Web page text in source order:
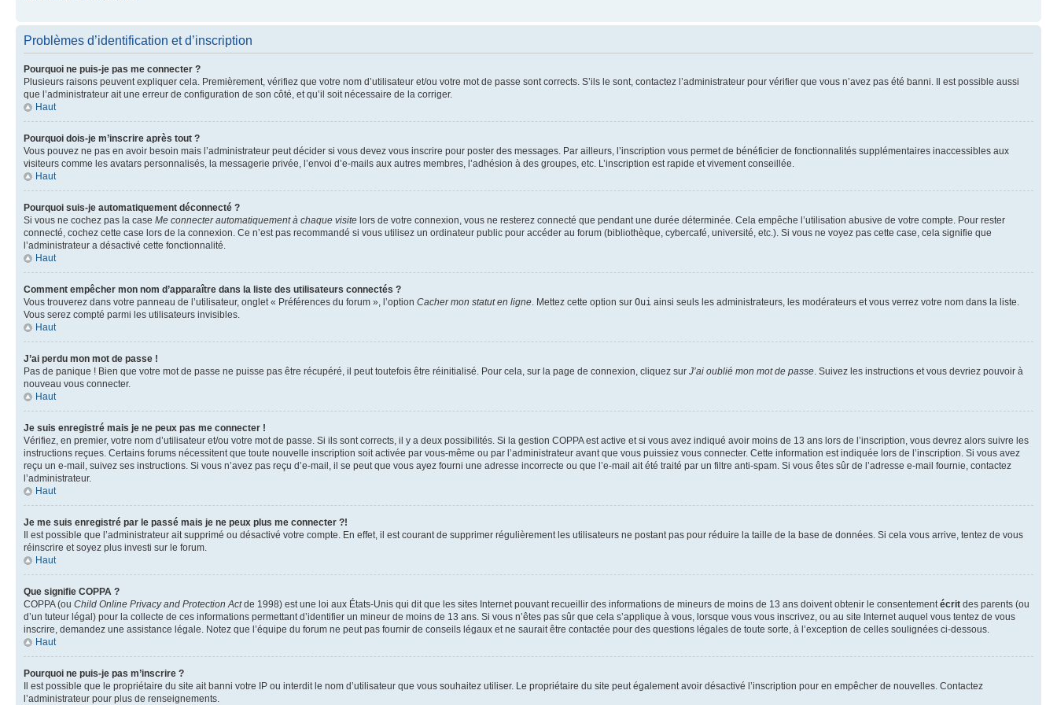
Problèmes d’identification et d’inscription
Pourquoi ne puis-je pas me connecter ?
Plusieurs raisons peuvent expliquer cela. Premièrement, vérifiez que votre nom d’utilisateur et/ou votre mot de passe sont corrects. S’ils le sont, contactez l’administrateur pour vérifier que vous n’avez pas été banni. Il est possible aussi
que l’administrateur ait une erreur de configuration de son côté, et qu’il soit nécessaire de la corriger.
Haut
Pourquoi dois-je m’inscrire après tout ?
Vous pouvez ne pas en avoir besoin mais l’administrateur peut décider si vous devez vous inscrire pour poster des messages. Par ailleurs, l’inscription vous permet de bénéficier de fonctionnalités supplémentaires inaccessibles aux
visiteurs comme les avatars personnalisés, la messagerie privée, l’envoi d’e-mails aux autres membres, l’adhésion à des groupes, etc. L’inscription est rapide et vivement conseillée.
Haut
Pourquoi suis-je automatiquement déconnecté ?
Si vous ne cochez pas la case Me connecter automatiquement à chaque visite lors de votre connexion, vous ne resterez connecté que pendant une durée déterminée. Cela empêche l’utilisation abusive de votre compte. Pour rester
connecté, cochez cette case lors de la connexion. Ce n’est pas recommandé si vous utilisez un ordinateur public pour accéder au forum (bibliothèque, cybercafé, université, etc.). Si vous ne voyez pas cette case, cela signifie que
l’administrateur a désactivé cette fonctionnalité.
Haut
Comment empêcher mon nom d’apparaître dans la liste des utilisateurs connectés ?
Vous trouverez dans votre panneau de l’utilisateur, onglet « Préférences du forum », l’option Cacher mon statut en ligne. Mettez cette option sur Oui ainsi seuls les administrateurs, les modérateurs et vous verrez votre nom dans la liste.
Vous serez compté parmi les utilisateurs invisibles.
Haut
J’ai perdu mon mot de passe !
Pas de panique ! Bien que votre mot de passe ne puisse pas être récupéré, il peut toutefois être réinitialisé. Pour cela, sur la page de connexion, cliquez sur J’ai oublié mon mot de passe. Suivez les instructions et vous devriez pouvoir à
nouveau vous connecter.
Haut
Je suis enregistré mais je ne peux pas me connecter !
Vérifiez, en premier, votre nom d’utilisateur et/ou votre mot de passe. Si ils sont corrects, il y a deux possibilités. Si la gestion COPPA est active et si vous avez indiqué avoir moins de 13 ans lors de l’inscription, vous devrez alors suivre les
instructions reçues. Certains forums nécessitent que toute nouvelle inscription soit activée par vous-même ou par l’administrateur avant que vous puissiez vous connecter. Cette information est indiquée lors de l’inscription. Si vous avez
reçu un e-mail, suivez ses instructions. Si vous n’avez pas reçu d’e-mail, il se peut que vous ayez fourni une adresse incorrecte ou que l’e-mail ait été traité par un filtre anti-spam. Si vous êtes sûr de l’adresse e-mail fournie, contactez
l’administrateur.
Haut
Je me suis enregistré par le passé mais je ne peux plus me connecter ?!
Il est possible que l’administrateur ait supprimé ou désactivé votre compte. En effet, il est courant de supprimer régulièrement les utilisateurs ne postant pas pour réduire la taille de la base de données. Si cela vous arrive, tentez de vous
réinscrire et soyez plus investi sur le forum.
Haut
Que signifie COPPA ?
COPPA (ou Child Online Privacy and Protection Actde 1998) est une loi aux États-Unis qui dit que les sites Internet pouvant recueillir des informations de mineurs de moins de 13 ans doivent obtenir le consentementécrit des parents (ou
d’un tuteur légal) pour la collecte de ces informations permettant d’identifier un mineur de moins de 13 ans. Si vous n’êtes pas sûr que cela s’applique à vous, lorsque vous vous inscrivez, ou au site Internet auquel vous tentez de vous
inscrire, demandez une assistance légale. Notez que l’équipe du forum ne peut pas fournir de conseils légaux et ne saurait être contactée pour des questions légales de toute sorte, à l’exception de celles soulignées ci-dessous.
Haut
Pourquoi ne puis-je pas m’inscrire ?
Il est possible que le propriétaire du site ait banni votre IP ou interdit le nom d’utilisateur que vous souhaitez utiliser. Le propriétaire du site peut également avoir désactivé l’inscription pour en empêcher de nouvelles. Contactez
l’administrateur pour plus de renseignements.